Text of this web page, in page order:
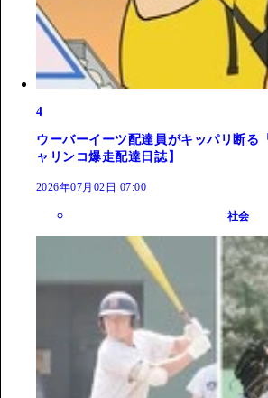
4
ウーバーイーツ配達員がキッパリ断る
ャリンコ爆走配達日誌】
2026年07月02日 07:00
社会